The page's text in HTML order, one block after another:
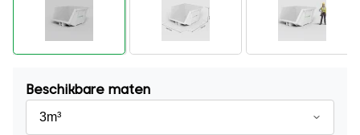
Beschikbare maten